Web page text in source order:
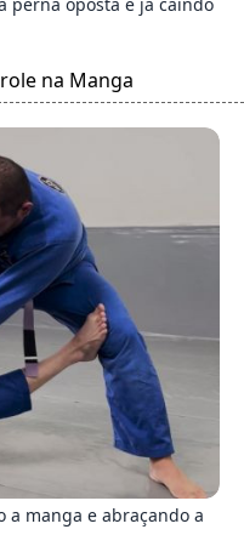
na Manga
a manga e abraçando a